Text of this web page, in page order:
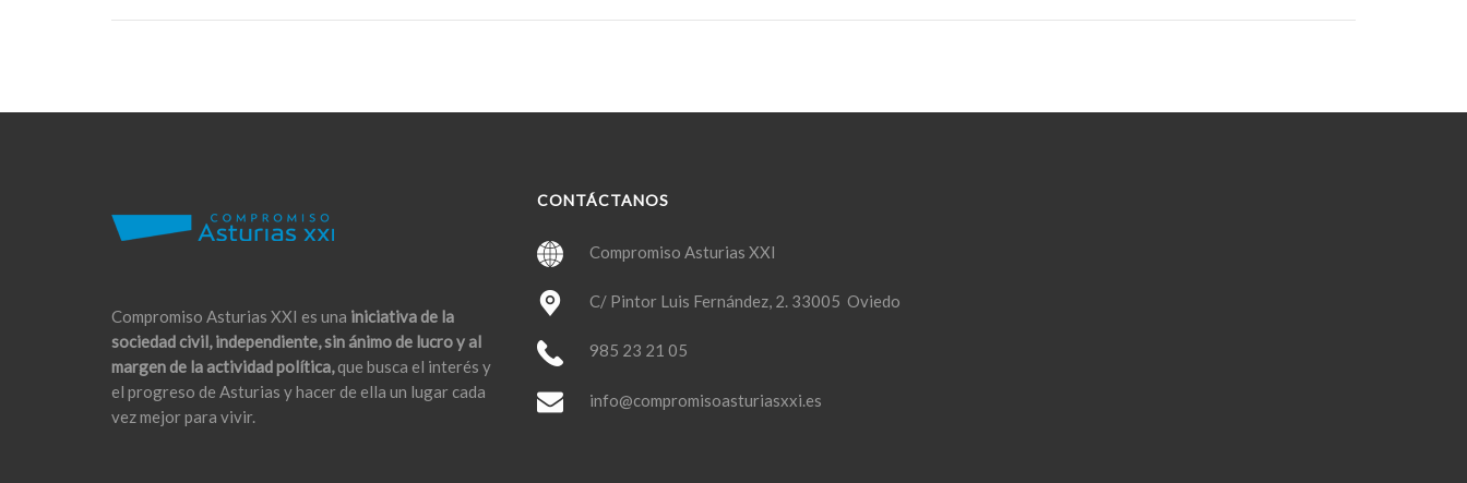
Compromiso Asturias XXI es una iniciativa de la
sociedad civil, independiente, sin ánimo de lucro y al
margen de la actividad política,que busca el interés y
el progreso de Asturias y hacer de ella un lugar cada
vez mejor para vivir.
CONTÁCTANOS
Compromiso Asturias XXI
C/ Pintor Luis Fernández, 2. 33005 Oviedo
985 23 21 05
info@compromisoasturiasxxi.es